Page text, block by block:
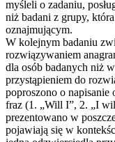
myśleli o zadaniu,
niż badani z grupy,
oznajmującym.
W kolejnym badaniu
rozwiązywaniem
dla osób badanych niż
przystąpieniem do
poproszono o napisanie
fraz (1. „Will I”, 2. „I
prezentowano w
pojawiają się w